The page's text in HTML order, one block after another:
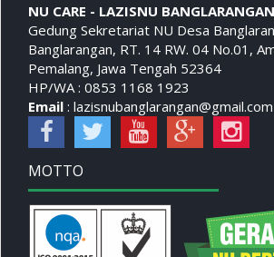
NU CARE - LAZISNU BANGLARANGAN
Gedung Sekretariat NU Desa
Banglarangan, RT. 14 RW. 04 No.01,
Pemalang, Jawa Tengah 52364
HP/WA : 0853 1168 1923
Email: lazisnubanglarangan@gmail.com
MOTTO